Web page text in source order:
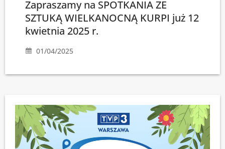
Zapraszamy na SPOTKANIA ZE
SZTUKĄ WIELKANOCNĄ KURPI już 12
kwietnia 2025 r.
01/04/2025